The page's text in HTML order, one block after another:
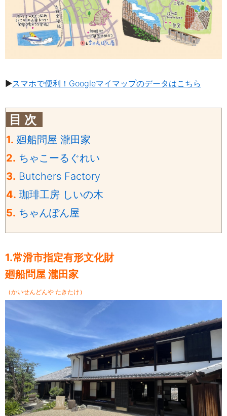
▶スマホで便利！Googleマイマップのデータはこちら
目 次
1. 廻船問屋 瀧田家
2. ちゃこーるぐれい
3. Butchers Factory
4. 珈琲工房 しいの木
5. ちゃんぽん屋
1.常滑市指定有形文化財
廻船問屋 瀧田家
（かいせんどんや たきたけ）